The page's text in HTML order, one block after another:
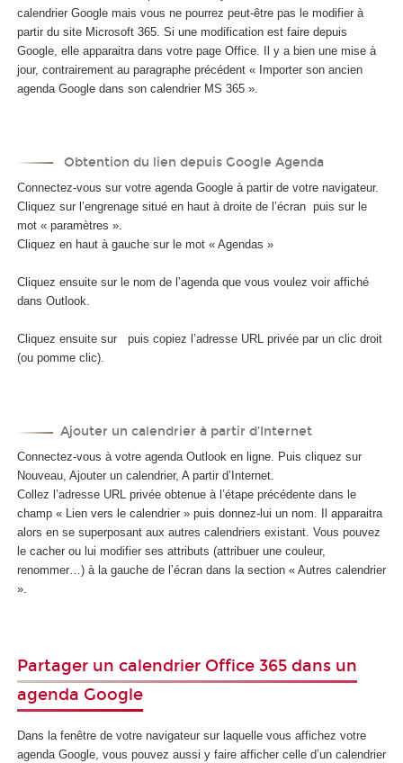
calendrier Google mais vous ne pourrez peut-être pas le modifier à
partir du site Microsoft 365. Si une modification est faire depuis
Google, elle apparaitra dans votre page Office. Il y a bien une mise à
jour, contrairement au paragraphe précédent « Importer son ancien
agenda Google dans son calendrier MS 365 ».
Obtention du lien depuis Google Agenda
Connectez-vous sur votre agenda Google à partir de votre navigateur.
Cliquez sur l’engrenage situé en haut à droite de l’écran puis sur le
mot « paramètres ».
Cliquez en haut à gauche sur le mot « Agendas »
Cliquez ensuite sur le nom de l’agenda que vous voulez voir affiché
dans Outlook.
Cliquez ensuite sur
puis copiez l’adresse URL privée par un clic droit
(ou pomme clic).
Ajouter un calendrier à partir d’Internet
Connectez-vous à votre agenda Outlook en ligne. Puis cliquez sur
Nouveau, Ajouter un calendrier, A partir d’Internet.
Collez l’adresse URL privée obtenue à l’étape précédente dans le
champ « Lien vers le calendrier » puis donnez-lui un nom. Il apparaitra
alors en se superposant aux autres calendriers existant. Vous pouvez
le cacher ou lui modifier ses attributs (attribuer une couleur,
renommer…) à la gauche de l’écran dans la section « Autres calendrier
».
Partager un calendrier Office 365 dans un
agenda Google
Dans la fenêtre de votre navigateur sur laquelle vous affichez votre
agenda Google, vous pouvez aussi y faire afficher celle d’un calendrier